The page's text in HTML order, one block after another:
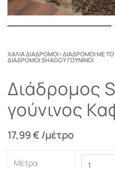
ΧΑΛΙΆ ΔΙΆΔΡΟΜΟΙ›ΔΙΆΔΡΟΜΟΙ ΜΕ
ΔΙΆΔΡΟΜΟΙ SHAGGY ΓΟΎΝΙΝΟΙ
Διάδρομος
γούνινος
17,99€/μέτρο
Μέτρα